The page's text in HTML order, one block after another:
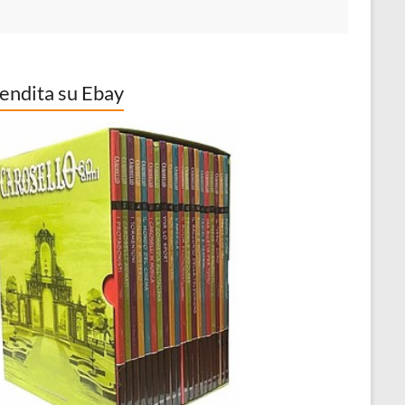
su Ebay